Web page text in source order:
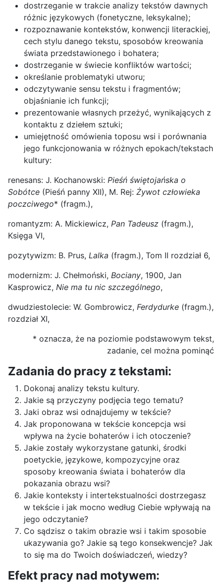
dostrzeganie w trakcie analizy tekstów dawnych
różnic językowych (fonetyczne, leksykalne);
rozpoznawanie kontekstów, konwencji literackiej,
cech stylu danego tekstu, sposobów kreowania
świata przedstawionego i bohatera;
dostrzeganie w świecie konfliktów wartości;
określanie problematyki utworu;
odczytywanie sensu tekstu i fragmentów;
objaśnianie ich funkcji;
prezentowanie własnych przeżyć, wynikających z
kontaktu z dziełem sztuki;
umiejętność omówienia toposu wsi i porównania
jego funkcjonowania w różnych epokach/tekstach
kultury:
renesans: J. Kochanowski: Pieśń świętojańska o
Sobótce (Pieśń panny XII), M. Rej: Żywot człowieka
poczciwego* (fragm.),
romantyzm: A. Mickiewicz, Pan Tadeusz (fragm.),
Księga VI,
pozytywizm: B. Prus, Lalka (fragm.), Tom II rozdział 6,
modernizm: J. Chełmoński, Bociany, 1900, Jan
Kasprowicz, Nie ma tu nic szczególnego,
dwudziestolecie: W. Gombrowicz, Ferdydurke (fragm.),
rozdział XI,
* oznacza, że na poziomie podstawowym tekst,
zadanie, cel można pominąć
Zadania do pracy z tekstami:
Dokonaj analizy tekstu kultury.
Jakie są przyczyny podjęcia tego tematu?
Jaki obraz wsi odnajdujemy w tekście?
Jak proponowana w tekście koncepcja wsi
wpływa na życie bohaterów i ich otoczenie?
Jakie zostały wykorzystane gatunki, środki
poetyckie, językowe, kompozycyjne oraz
sposoby kreowania świata i bohaterów dla
pokazania obrazu wsi?
Jakie konteksty i intertekstualności dostrzegasz
w tekście i jak mocno według Ciebie wpływają na
jego odczytanie?
Co sądzisz o takim obrazie wsi i takim sposobie
ukazywania go? Jakie są tego konsekwencje? Jak
to się ma do Twoich doświadczeń, wiedzy?
Efekt pracy nad motywem: